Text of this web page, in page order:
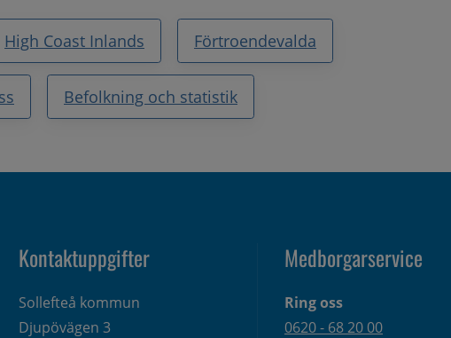
High Coast Inlands Förtroendevalda
Befolkning och statistik
Kontaktuppgifter
Sollefteå kommun
Djupövägen 3
Medborgarservice
Ring oss
0620 - 68 20 00